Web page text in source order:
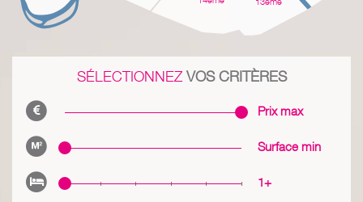
SÉLECTIONNEZVOS CRITÈRES
Prix max
Surface min
1+